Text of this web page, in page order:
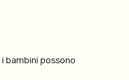
bambini possono